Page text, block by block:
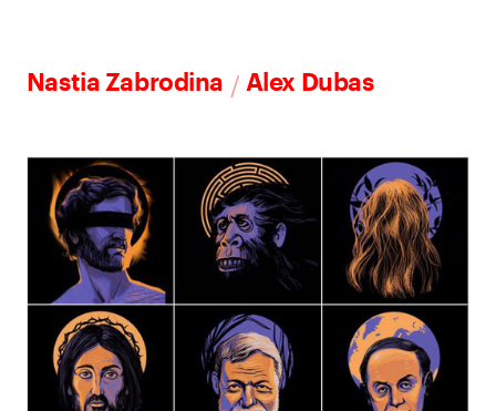
Nastia Zabrodina / Alex Dubas